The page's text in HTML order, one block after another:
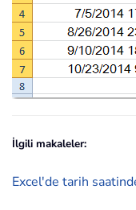
İlgili makaleler:
Excel'de tarih